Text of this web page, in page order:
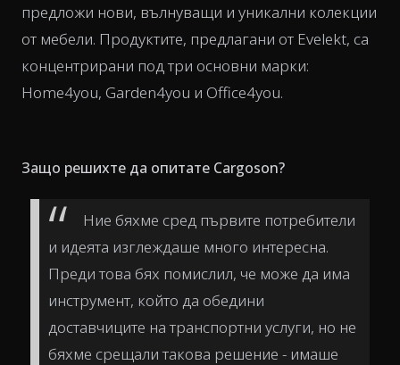
предложи нови, вълнуващи и уникални колекции
от мебели. Продуктите, предлагани от Evelekt, са
концентрирани под три основни марки:
Home4you, Garden4you и Office4you.
Защо решихте да опитате Cargoson?
Ние бяхме сред първите потребители
и идеята изглеждаше много интересна.
Преди това бях помислил, че може да има
инструмент, който да обедини
доставчиците на транспортни услуги, но не
бяхме срещали такова решение - имаше